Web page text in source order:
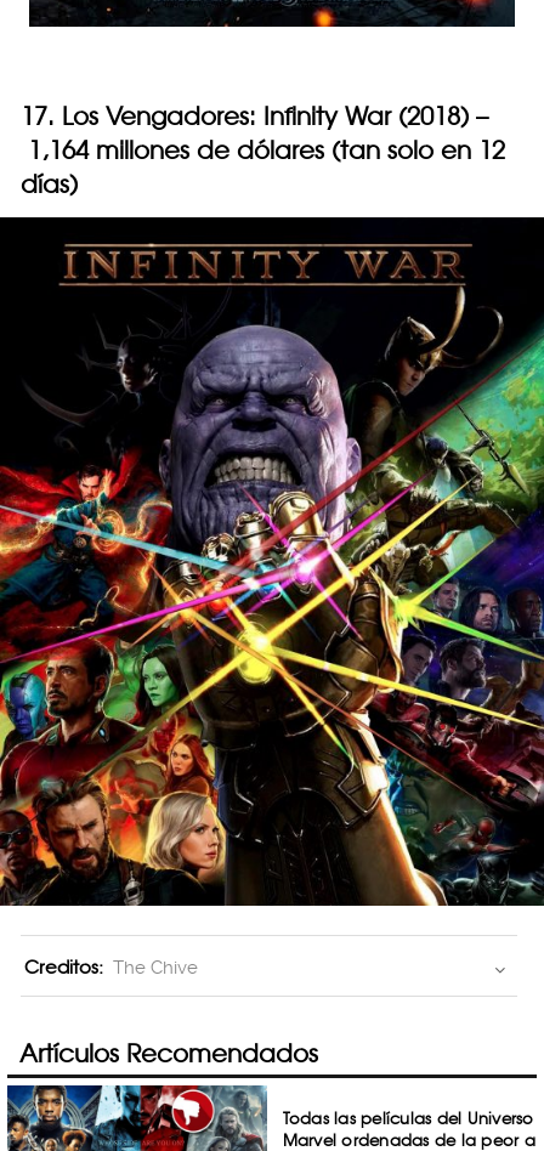
17. Los Vengadores: Infinity War (2018) –
1,164 millones de dólares (tan solo en 12
días)
Creditos: The Chive
Artículos Recomendados
Todas las películas del Universo
Marvel ordenadas de la peor a